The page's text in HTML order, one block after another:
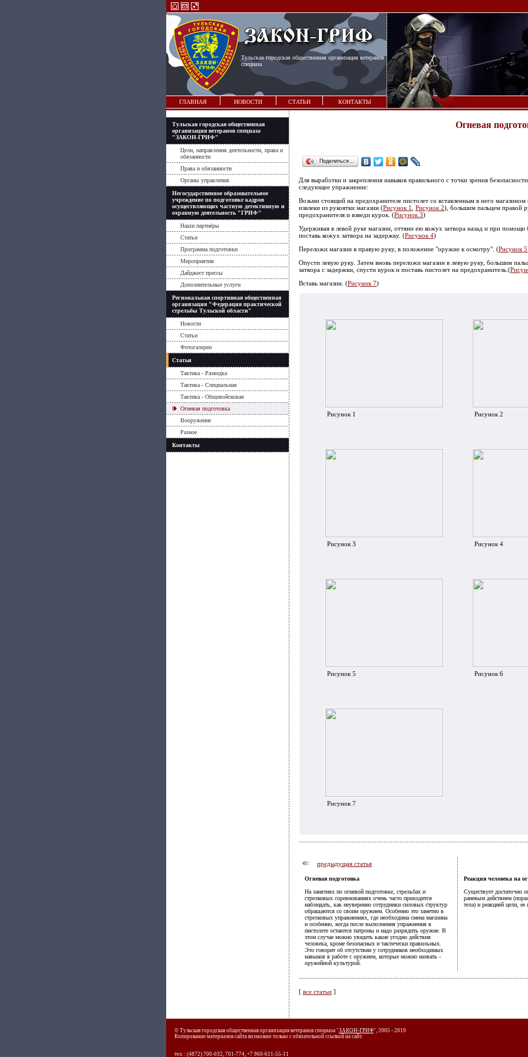
Тульская городская общественная организация ветеранов
спецназа
ГЛАВНАЯ НОВОСТИ СТАТЬИ КОНТАКТЫ
Тульская городская общественная
организация ветеранов спецназа
"ЗАКОН-ГРИФ"
Цели, направления деятельности, права и
обязанности
Права и обязанности
Органы управления
Негосударственное образовательное
учреждение по подготовке кадров
осуществляющих частную детективную и
охранную деятельность "ГРИФ"
Наши партнёры
Статьи
Программа подготовки
Мероприятия
Дайджест прессы
Дополнительные услуги
Региональная спортивная общественная
организация "Федерация практической
стрельбы Тульской области"
Новости
Статьи
Фотогалереи
Статьи
Тактика - Разведка
Тактика - Специальная
Тактика - Общевойсковая
Огневая подготовка
Вооружение
Разное
Контакты
Огневая
Поделиться…
Для выработки и закрепления навыков правильного с точки зрения
следующее упражнение:
Возьми стоящий на предохранителе пистолет со вставленным в него
извлеки из рукоятки магазин (Рисунок 1 Рисунок 2), большим пальцем правой
предохранителя и взведи курок. (Рисунок 3)
Удерживая в левой руке магазин, оттяни ею кожух затвора назад и при
поставь кожух затвора на задержку. (Рисунок 4)
Переложи магазин в правую руку, в положение "оружие к осмотру". (Рисунок 5
Опусти левую руку. Затем вновь переложи магазин в левую руку, большим
затвора с задержки, спусти курок и поставь пистолет на предохранитель.(
Вставь магазин. (Рисунок 7)
Рисунок 1 Рисунок 2
Рисунок 3 Рисунок 4
Рисунок 5 Рисунок 6
Рисунок 7
предыдущая статья
Огневая подготовка
На занятиях по огневой подготовке, стрельбах и
стрелковых соревнованиях очень часто приходится
наблюдать, как неуверенно сотрудники силовых структур
обращаются со своим оружием. Особенно это заметно в
стрелковых упражнениях, где необходима смена магазина
и особенно, когда после выполнения упражнения в
пистолете остаются патроны и надо разрядить оружие. В
этом случае можно увидеть какие угодно действия
человека, кроме безопасных и тактически правильных.
Это говорит об отсутствии у сотрудников необходимых
навыков в работе с оружием, которые можно назвать -
оружейной культурой.
Реакция человека на
Существует достаточно
раневым действием
тела) и реакцией цели, ее
[ все статьи ]
© Тульская городская общественная организация ветеранов спецназа "ЗАКОН-ГРИФ", 2005 - 2019
Копирование материалов сайта возможно только с обязательной ссылкой на сайт.
тел. : (4872) 700-032, 701-774, +7 960-611-55-11